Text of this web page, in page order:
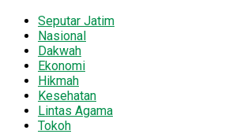
Seputar Jatim
Nasional
Dakwah
Ekonomi
Hikmah
Kesehatan
Lintas Agama
Tokoh